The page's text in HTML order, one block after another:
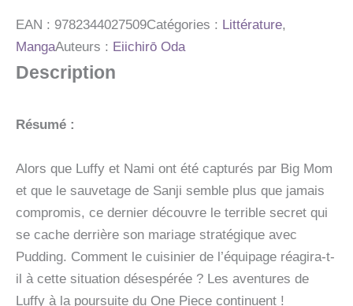
-
TOME
85
-
EAN : 9782344027509Catégories : Littérature,
MangaAuteurs : Eiichirō Oda
Description
Résumé :
Alors que Luffy et Nami ont été capturés par Big Mom
et que le sauvetage de Sanji semble plus que jamais
compromis, ce dernier découvre le terrible secret qui
se cache derrière son mariage stratégique avec
Pudding. Comment le cuisinier de l’équipage réagira-t-
il à cette situation désespérée ? Les aventures de
Luffy à la poursuite du One Piece continuent !